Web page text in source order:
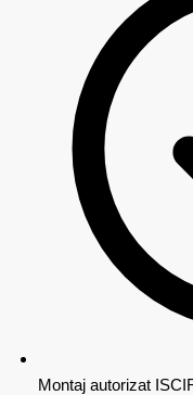
Montaj autorizat